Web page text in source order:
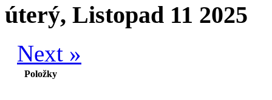
úterý, Listopad 11 2025
Next »
Položky